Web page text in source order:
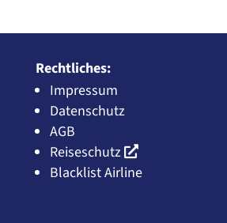
Rechtliches:
Impressum
Datenschutz
AGB
Reiseschutz
Blacklist Airline